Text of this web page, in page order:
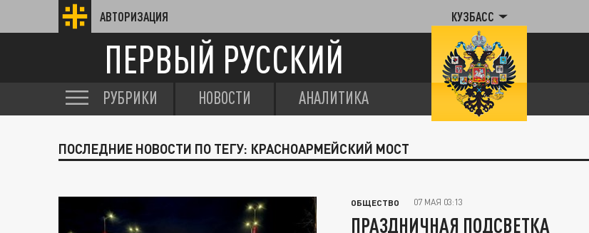
АВТОРИЗАЦИЯ КУЗБАСС
ПЕРВЫЙ РУССКИЙ
РУБРИКИ НОВОСТИ АНАЛИТИКА
ПОСЛЕДНИЕ НОВОСТИ ПО ТЕГУ: КРАСНОАРМЕЙСКИЙ МОСТ
ОБЩЕСТВО 07 МАЯ 03:13
ПРАЗДНИЧНАЯ ПОДСВЕТКА